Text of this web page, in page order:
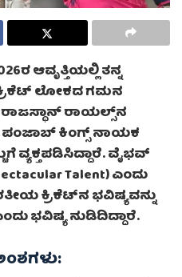
ಆವೃತ್ತಿಯಲ್ಲಿ ತನ್ನ
ಲೋಕದ ಗಮನ
ರಾಯಲ್ಸ್‌ನ
ಪಂಜಾಬ್ ಕಿಂಗ್ಸ್ ನಾಯಕ
ವೈಭವ್
Talent) ಎಂದು
ಕ್ರಿಕೆಟ್‌ನ ಭವಿಷ್ಯವನ್ನು
ಭವಿಷ್ಯ ನುಡಿದಿದ್ದಾರೆ.